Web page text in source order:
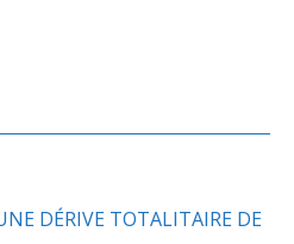
DÉRIVE TOTALITAIRE DE